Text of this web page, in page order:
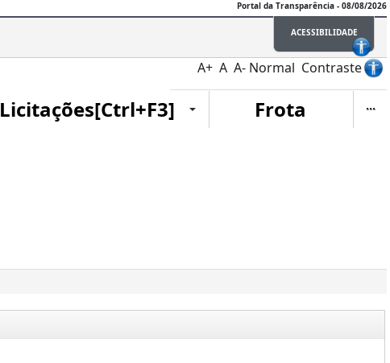
Portal da Transparência - 08/08/2026
ACESSIBILIDADE
A+ A A- Normal Contraste
Licitações[Ctrl+F3] Frota